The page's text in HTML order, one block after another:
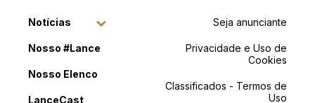
Notícias
Nosso #Lance
Nosso Elenco
LanceCast
Seja anunciante
Privacidade e Uso de
Cookies
Classificados - Termos de
Uso